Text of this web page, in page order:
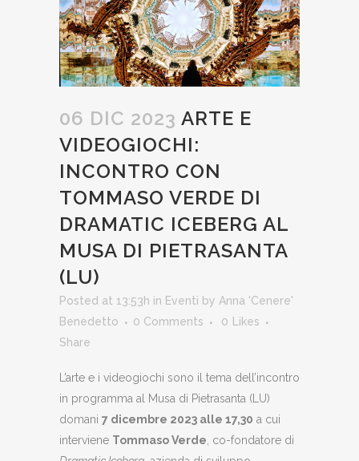
06 DIC 2023 ARTE E
VIDEOGIOCHI:
INCONTRO CON
TOMMASO VERDE DI
DRAMATIC ICEBERG AL
MUSA DI PIETRASANTA
(LU)
Posted at 13:53h in Eventi by Anna 'Cenere'
Benedetto
0 Comments 0
Likes
Share
L’arte e i videogiochi sono il tema dell’incontro
in programma al Musa di Pietrasanta (LU)
domani 7 dicembre 2023 alle 17,30 a cui
interviene Tommaso Verde , co-fondatore di